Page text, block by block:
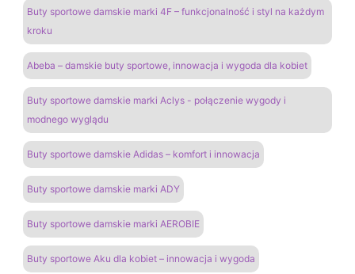
Buty sportowe damskie marki 4F – funkcjonalność i styl na każdym
kroku
Abeba – damskie buty sportowe, innowacja i wygoda dla kobiet
Buty sportowe damskie marki Aclys - połączenie wygody i
modnego wyglądu
Buty sportowe damskie Adidas – komfort i innowacja
Buty sportowe damskie marki ADY
Buty sportowe damskie marki AEROBIE
Buty sportowe Aku dla kobiet – innowacja i wygoda